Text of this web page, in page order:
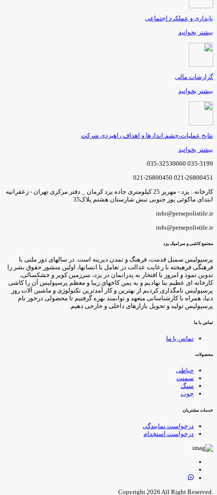
پایداری و عملکرد اجتماعی
بیشتر بخوانید
گزارشات مالی
بیشتر بخوانید
نتایج عملیات،چشم اندازها و اهداف راهبردی شرکت
بیشتر بخوانید
035-3199 035-32530060
021-26800451 021-26800450
کارخانه : یزد - مهریز 25 کیلومتری جاده یزد کرمان _ دفتر مرکزی تهران - زعفرانیه
ابتدای ماکوئی پور جنوبی نبش شارستان هشتم پلاک35
info@persepolistile.ir
info@persepolistile.ir
مجتمع کاشی و سرامیک یزد
پرسپولیس سمبل قدمت، فرهنگ و تمدن دیرینه است. در سالهای دور ملتی با
فرهنگی فرهیخته با رعایت عدالت در تعامل با انسانها، اولین منشور حقوق بشر را
تدوین نمود و امروز با افتخار به پدرانمان در یزد، سرزمین کویر و خشکسالی،
کارخانه ای عظیم بنا نهادیم و به یمن کاخهای زیبا و معظم پرسپولیس آن را کاشی
پرسپولیس نامگذاری کردیم.از بهترین و کار آمدترین تکنولوژی و ماشین آلات روز
دنیا، همراه با کارشناسانی متعهد و توانمند بهره گرفتیم تا محصولی درخور نام
پرسپولیس تولید و تحویل بازارهای داخلی و خارجی دهیم.
تماس با ما
تماس با ما
محصولات
حیاطی
سمنت
سنگ
چوب
خدمات مشتریان
درخواست نمایندگی
درخواست استخدام
.Copyright 2026 All Right Reserved